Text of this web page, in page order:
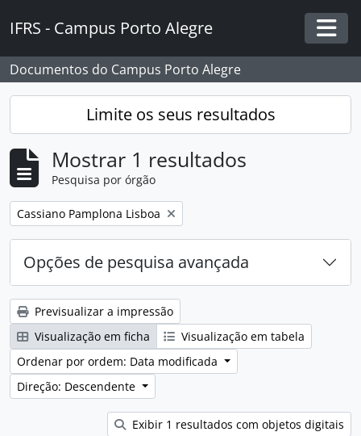
IFRS - Campus Porto Alegre
Documentos do Campus Porto Alegre
Limite os seus resultados
Mostrar 1 resultados
Pesquisa por órgão
Remover filtro:
Cassiano Pamplona Lisboa
Opções de pesquisa avançada
Previsualizar a impressão
Visualização em ficha
Visualização em tabela
Ordenar por ordem: Data modificada
Direção: Descendente
Exibir 1 resultados com objetos digitais